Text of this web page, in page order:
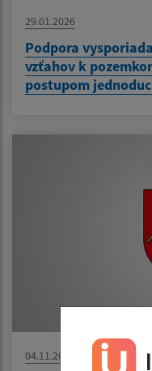
29.01.2026
Podpora
vzťahov k
postupom
04.11.2025